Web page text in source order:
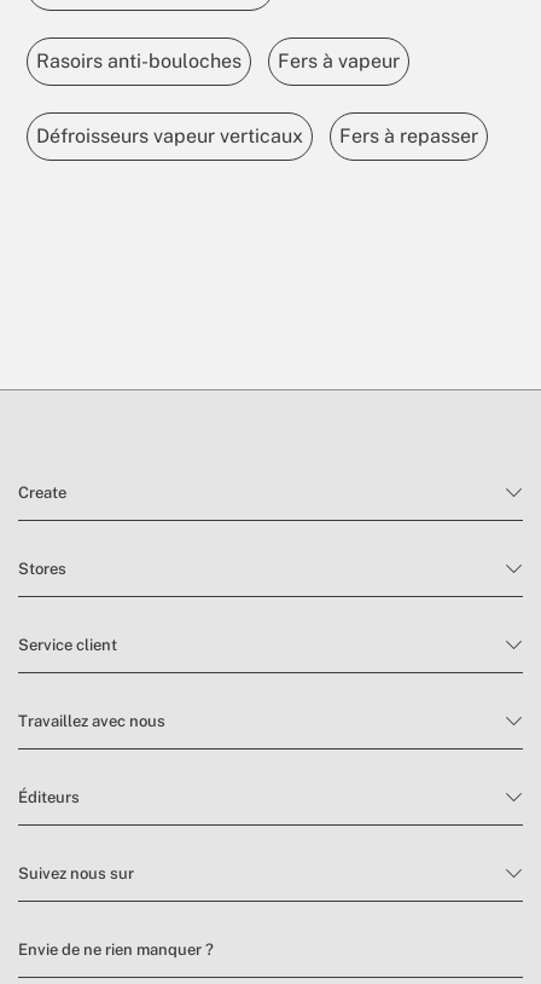
Rasoirs anti-bouloches Fers à vapeur
Défroisseurs vapeur verticaux Fers à repasser
Create
Stores
Service client
Travaillez avec nous
Éditeurs
Suivez nous sur
Envie de ne rien manquer ?